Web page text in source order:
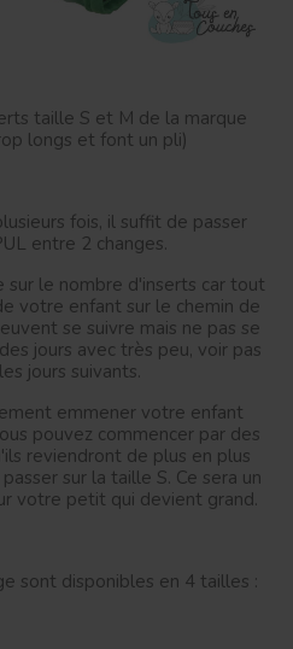
taille S et M de la marque
longs et font un pli)
fois, il suffit de passer
entre 2 changes.
sur le nombre d'inserts car tout
votre enfant sur le chemin de
se suivre mais ne pas se
jours avec très peu, voir pas
jours suivants.
emmener votre enfant
pouvez commencer par des
reviendront de plus en plus
sur la taille S. Ce sera un
votre petit qui devient grand.
sont disponibles en 4 tailles :